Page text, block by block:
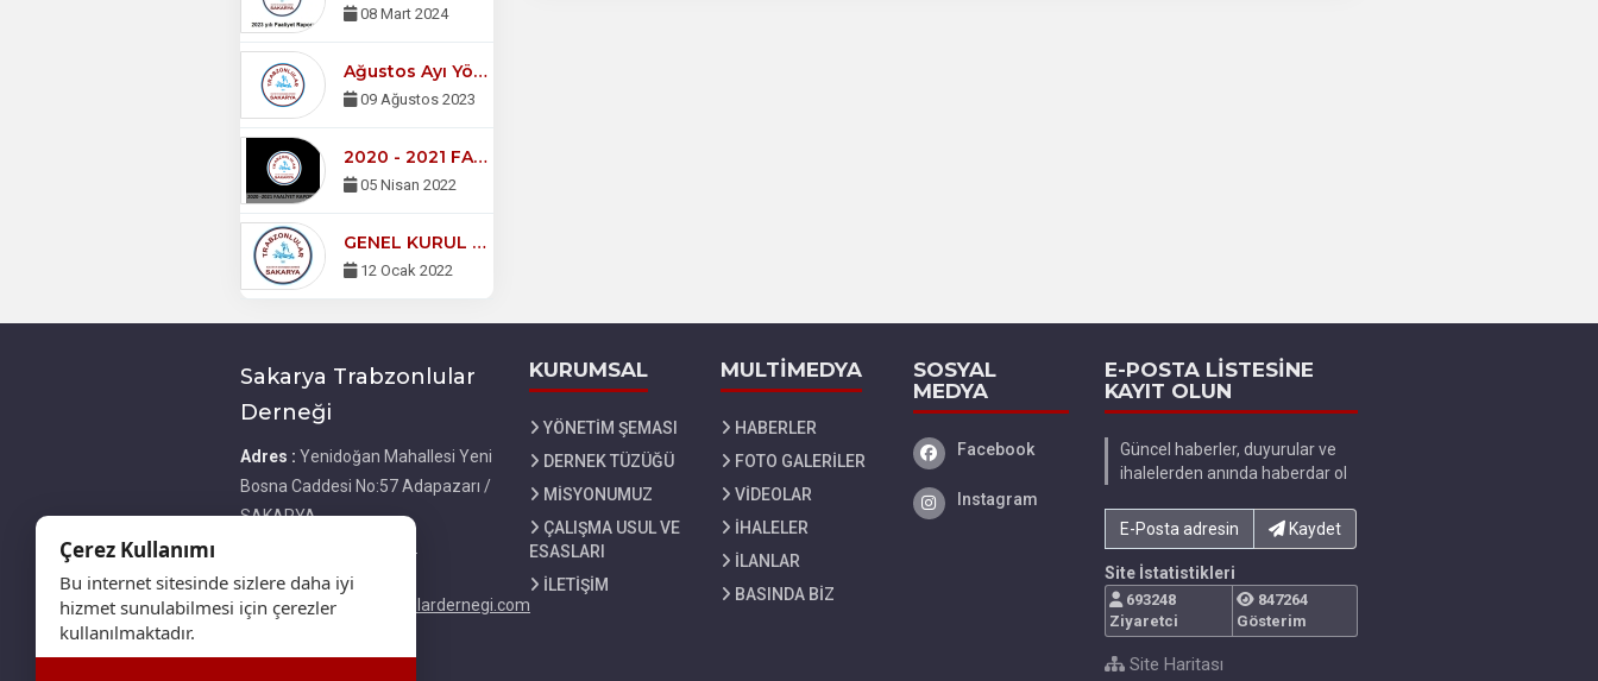
08 Mart 2024
Ağustos Ayı Yönetim Kurulu Toplantısı
09 Ağustos 2023
2020 - 2021 FAALİYET RAPORU
05 Nisan 2022
GENEL KURUL DUYURUSU
12 Ocak 2022
Sakarya Trabzonlular
Derneği
Adres : Yenidoğan Mahallesi Yeni
Bosna Caddesi No:57 Adapazarı /
SAKARYA
E-Posta :
bilgi@sakaryatrabzonlulardernegi.com
KURUMSAL
YÖNETİM ŞEMASI
DERNEK TÜZÜĞÜ
MİSYONUMUZ
ÇALIŞMA USUL VE
ESASLARI
İLETİŞİM
MULTİMEDYA
HABERLER
FOTO GALERİLER
VİDEOLAR
İHALELER
İLANLAR
BASINDA BİZ
SOSYAL
MEDYA
Facebook
Facebook
Instagram
Instagram
E-POSTA LİSTESİNE
KAYIT OLUN
Güncel haberler, duyurular ve
ihalelerden anında haberdar ol
E-Posta adresinizi yazın...Kaydet
Site İstatistikleri
693248
Ziyaretci
847264
Gösterim
Site Haritası
Çerez Kullanımı
Bu internet sitesinde sizlere daha iyi
hizmet sunulabilmesi için çerezler
kullanılmaktadır.